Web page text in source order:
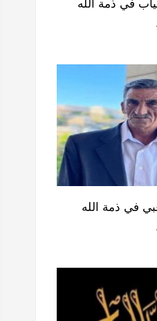
في ذمة الله
في ذمة الله